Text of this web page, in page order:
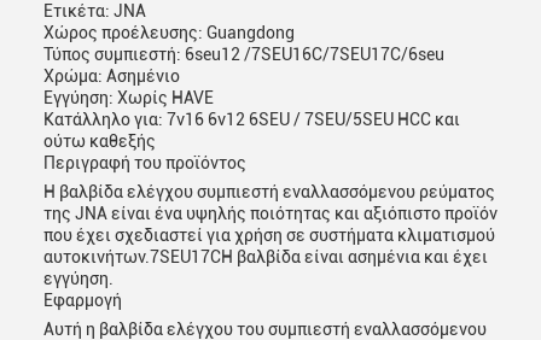
Αφήστε ένα μήνυμα
We bellen je snel terug!
Ετικέτα: JNA
Χώρος προέλευσης: Guangdong
Τύπος συμπιεστή: 6seu12 /7SEU16C/7SEU17C/6seu
Χρώμα: Ασημένιο
Εγγύηση: Χωρίς HAVE
Κατάλληλο για: 7v16 6v12 6SEU / 7SEU/5SEU HCC και
ούτω καθεξής
Περιγραφή του προϊόντος
Η βαλβίδα ελέγχου συμπιεστή εναλλασσόμενου ρεύματος
της JNA είναι ένα υψηλής ποιότητας και αξιόπιστο προϊόν
που έχει σχεδιαστεί για χρήση σε συστήματα κλιματισμού
αυτοκινήτων.7SEU17CΗ βαλβίδα είναι ασημένια και έχει
εγγύηση.
Εφαρμογή
Αυτή η βαλβίδα ελέγχου του συμπιεστή εναλλασσόμενου